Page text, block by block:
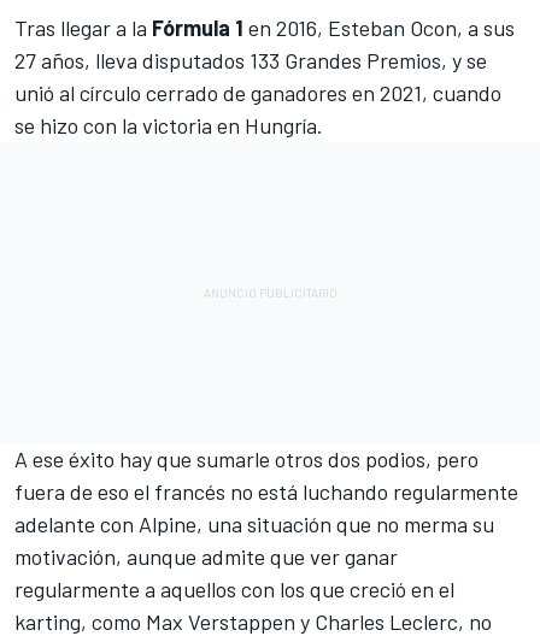
Tras llegar a la Fórmula 1 en 2016, Esteban Ocon, a sus
27 años, lleva disputados 133 Grandes Premios, y se
unió al círculo cerrado de ganadores en 2021, cuando
se hizo con la victoria en Hungría.
A ese éxito hay que sumarle otros dos podios, pero
fuera de eso el francés no está luchando regularmente
adelante con Alpine, una situación que no merma su
motivación, aunque admite que ver ganar
regularmente a aquellos con los que creció en el
karting, como Max Verstappen y Charles Leclerc, no